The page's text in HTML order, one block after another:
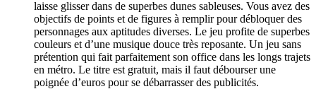
laisse glisser dans de superbes dunes sableuses. Vous avez des
objectifs de points et de figures à remplir pour débloquer des
personnages aux aptitudes diverses. Le jeu profite de superbes
couleurs et d’une musique douce très reposante. Un jeu sans
prétention qui fait parfaitement son office dans les longs trajets
en métro. Le titre est gratuit, mais il faut débourser une
poignée d’euros pour se débarrasser des publicités.